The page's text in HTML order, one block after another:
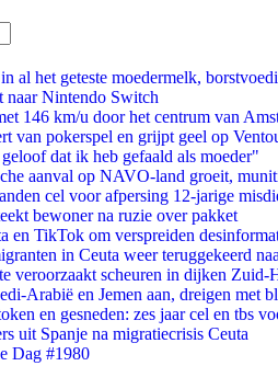
al het geteste moedermelk,
naar Nintendo Switch
146 km/u door het centrum van
van pokerspel en grijpt geel op
dat ik heb gefaald als moeder"
aanval op NAVO-land groeit,
cel voor afpersing 12-jarige
bewoner na ruzie over pakket
en TikTok om verspreiden
in Ceuta weer teruggekeerd
veroorzaakt scheuren in dijken Zuid-
Arabië en Jemen aan, dreigen met
en gesneden: zes jaar cel en tbs
uit Spanje na migratiecrisis Ceuta
Dag #1980